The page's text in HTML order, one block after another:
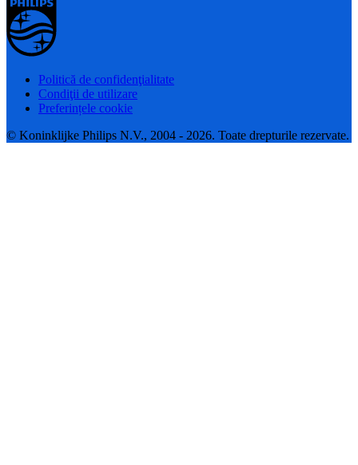
Politică de confidenţialitate
Condiţii de utilizare
Preferințele cookie
© Koninklijke Philips N.V., 2004 - 2026. Toate drepturile rezervate.